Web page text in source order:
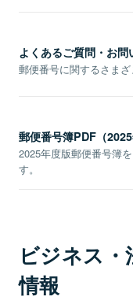
よくあるご質問・お問
郵便番号に関するさまざ
郵便番号簿PDF（2025
2025年度版郵便番号簿
す。
ビジネス
情報